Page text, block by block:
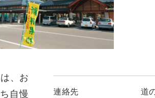
、お
自慢
連絡先 道